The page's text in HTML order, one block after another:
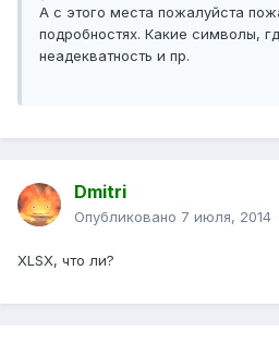
А с этого места пожалуйста
подробностях. Какие символы,
неадекватность и пр.
Dmitri
Опубликовано 7 июля, 2014
XLSX, что ли?